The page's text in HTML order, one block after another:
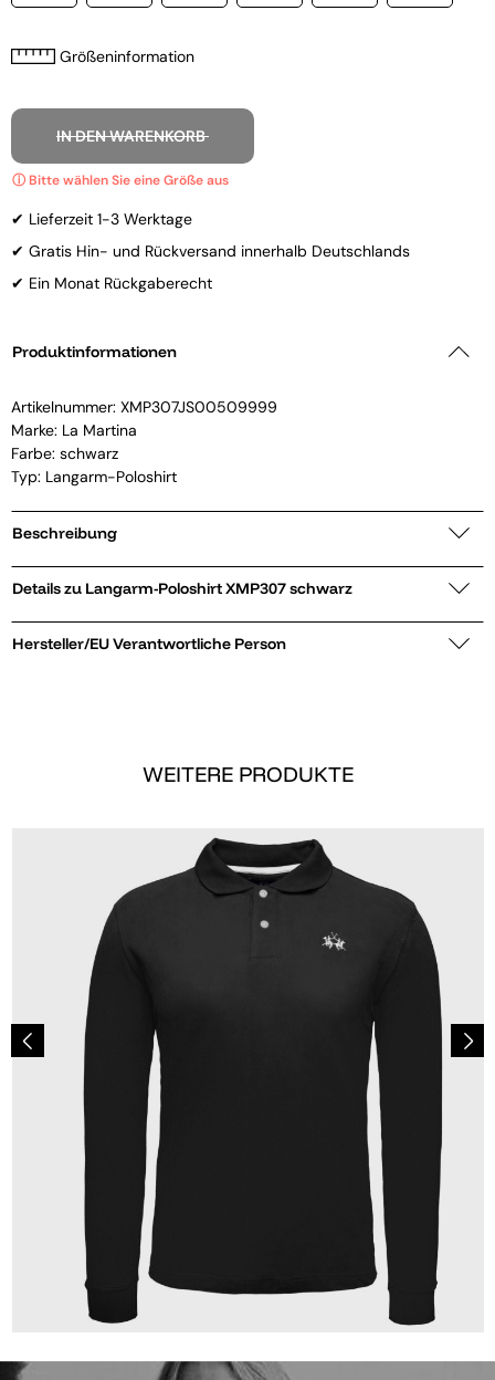
Größeninformation
IN DEN WARENKORB
✔ Lieferzeit 1-3 Werktage
✔ Gratis Hin- und Rückversand innerhalb Deutschlands
✔ Ein Monat Rückgaberecht
Produktinformationen
Artikelnummer: XMP307JS00509999
Marke: La Martina
Farbe: schwarz
Typ: Langarm-Poloshirt
Beschreibung
Details zu Langarm-Poloshirt XMP307 schwarz
Hersteller/EU Verantwortliche Person
WEITERE PRODUKTE
189,00 €